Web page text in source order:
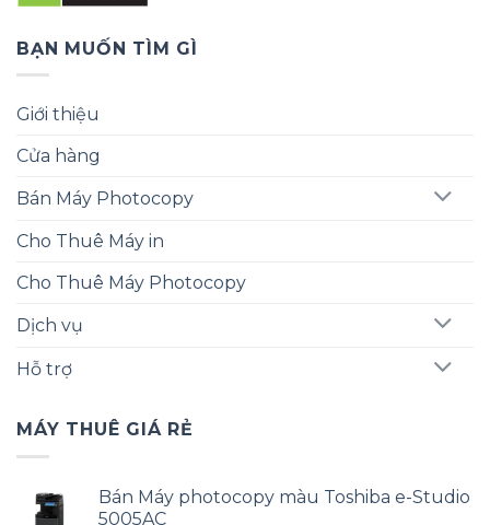
BẠN MUỐN TÌM GÌ
Giới thiệu
Cửa hàng
Bán Máy Photocopy
Cho Thuê Máy in
Cho Thuê Máy Photocopy
Dịch vụ
Hỗ trợ
MÁY THUÊ GIÁ RẺ
Bán Máy photocopy màu Toshiba e-Studio
5005AC